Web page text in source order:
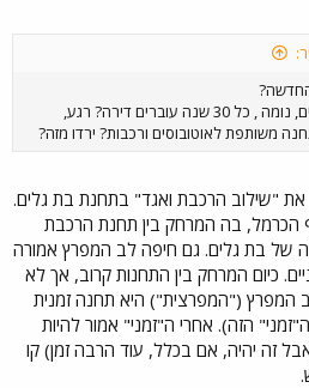
והיכן היא, גם בבת גלים, נומה , כל 30 שנה עוברים דירה? רגע,
משותפת לאוטובוסים ורכבות? ירדו מזה?
"שילוב הרכבת ואגד" בתחנת בת גלים.
הכרמל, בה המרחק בין תחנת הרכבת
של בת גלים. גם חיפה לב המפרץ אמורה
כיום המרחק בין התחנות קרוב, אך לא
המפרץ ("המפרצית") היא תחנה זמנית
הזה). אחרי ה"זמני" אמור להיות
זה יהיה, אם בכלל, עוד הרבה זמן) קו